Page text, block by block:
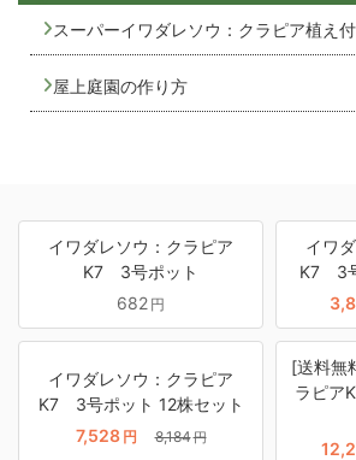
スーパーイワダレソウ：クラピア植え
屋上庭園の作り方
イワダレソウ：クラピア
K7 3号ポット
682 円
イワ
K7 3
イワダレソウ：クラピア
K7 3号ポット 12株セット
7,528 円 8,184円
[送料無
ラピア